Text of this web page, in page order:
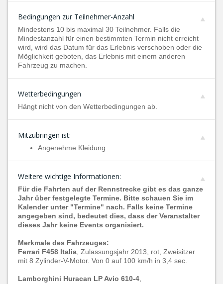
Bedingungen zur Teilnehmer-Anzahl
Mindestens 10 bis maximal 30 Teilnehmer. Falls die
Mindestanzahl für einen bestimmten Termin nicht erreicht
wird, wird das Datum für das Erlebnis verschoben oder die
Möglichkeit geboten, das Erlebnis mit einem anderen
Fahrzeug zu machen.
Wetterbedingungen
Hängt nicht von den Wetterbedingungen ab.
Mitzubringen ist:
Angenehme Kleidung
Weitere wichtige Informationen:
Für die Fahrten auf der Rennstrecke gibt es das ganze
Jahr über festgelegte Termine. Bitte schauen Sie im
Kalender unter "Termine" nach. Falls keine Termine
angegeben sind, bedeutet dies, dass der Veranstalter
dieses Jahr keine Events organisiert.
Merkmale des Fahrzeuges:
Ferrari F458 Italia , Zulassungsjahr 2013, rot, Zweisitzer
mit 8 Zylinder-V-Motor. Von 0 auf 100 km/h in 3,4 sec.
Lamborghini Huracan LP Avio 610-4